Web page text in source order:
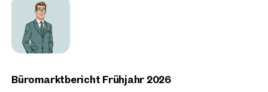
Büromarktbericht Frühjahr 2026